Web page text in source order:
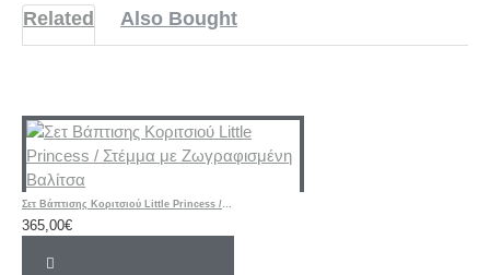
Related Also Bought
365,00€